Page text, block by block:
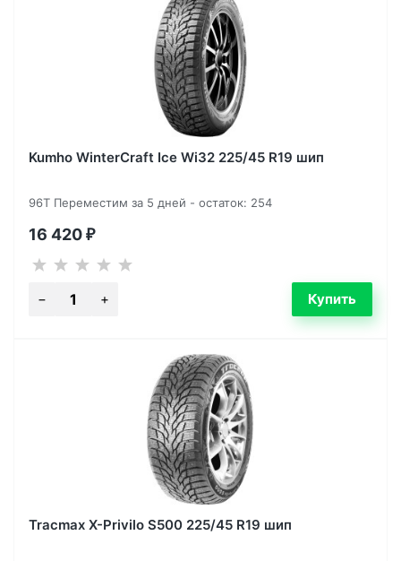
Kumho WinterCraft Ice Wi32 225/45 R19 шип
96T Переместим за 5 дней - остаток: 254
16 420 ₽
Tracmax X-Privilo S500 225/45 R19 шип